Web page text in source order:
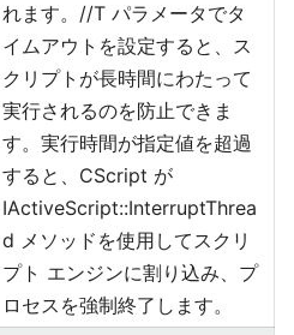
れます。//T パラメータでタ
イムアウトを設定すると、ス
クリプトが長時間にわたって
実行されるのを防止できま
す。実行時間が指定値を超過
すると、CScript が
IActiveScript::InterruptThrea
d メソッドを使用してスクリ
プト エンジンに割り込み、プ
ロセスを強制終了します。